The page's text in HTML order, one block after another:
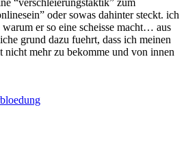
oder sowas dahinter steckt. ich
er so eine scheisse macht… aus
grund dazu fuehrt, dass ich meinen
nicht mehr zu bekomme und von innen